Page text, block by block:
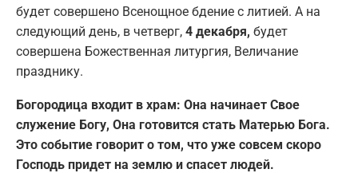
будет совершено Всенощное бдение с литией. А на
следующий день, в четверг, 4 декабря, будет
совершена Божественная литургия, Величание
празднику.
Богородица входит в храм: Она начинает Свое
служение Богу, Она готовится стать Матерью Бога.
Это событие говорит о том, что уже совсем скоро
Господь придет на землю и спасет людей.